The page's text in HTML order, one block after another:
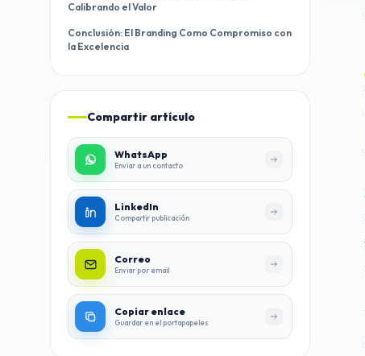
Calibrando el Valor
Conclusión: El Branding Como Compromiso con
la Excelencia
Compartir artículo
WhatsApp
Enviar a un contacto
LinkedIn
Compartir publicación
Correo
Enviar por email
Copiar enlace
Guardar en el portapapeles